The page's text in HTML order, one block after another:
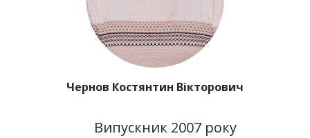
Чернов Костянтин Вікторович
Випускник 2007 року